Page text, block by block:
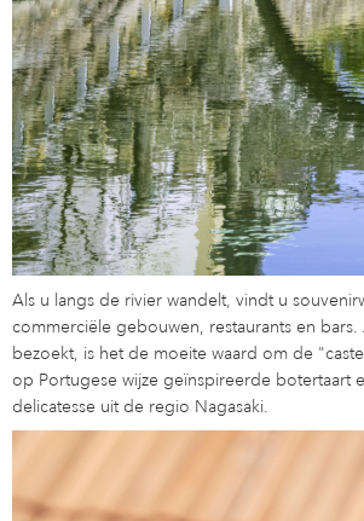
Als u langs de rivier wandelt, vindt u
commerciële gebouwen, restaurants en
bezoekt, is het de moeite waard om de
op Portugese wijze geïnspireerde botertaart
delicatesse uit de regio Nagasaki.